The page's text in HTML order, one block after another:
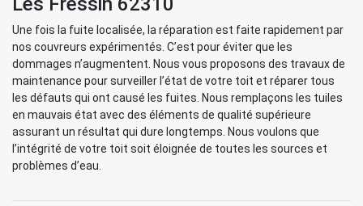
Une fois la fuite localisée, la réparation est faite rapidement par
nos couvreurs expérimentés. C’est pour éviter que les
dommages n’augmentent. Nous vous proposons des travaux de
maintenance pour surveiller l’état de votre toit et réparer tous
les défauts qui ont causé les fuites. Nous remplaçons les tuiles
en mauvais état avec des éléments de qualité supérieure
assurant un résultat qui dure longtemps. Nous voulons que
l’intégrité de votre toit soit éloignée de toutes les sources et
problèmes d’eau.